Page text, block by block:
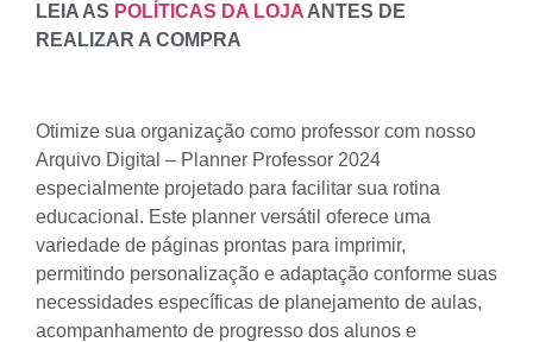
LEIA AS POLÍTICAS DA LOJA ANTES DE
REALIZAR A COMPRA
Otimize sua organização como professor com nosso
Arquivo Digital – Planner Professor 2024
especialmente projetado para facilitar sua rotina
educacional. Este planner versátil oferece uma
variedade de páginas prontas para imprimir,
permitindo personalização e adaptação conforme suas
necessidades específicas de planejamento de aulas,
acompanhamento de progresso dos alunos e